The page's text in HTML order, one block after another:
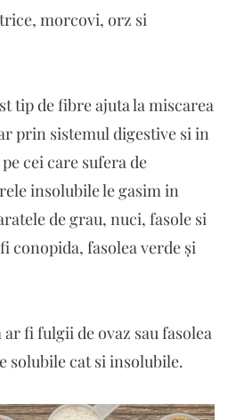
morcovi, orz si
tip de fibre ajuta la miscarea
prin sistemul digestive si in
cei care sufera de
insolubile le gasim in
de grau, nuci, fasole si
conopida, fasolea verde și
fi fulgii de ovaz sau fasolea
solubile cat si insolubile.